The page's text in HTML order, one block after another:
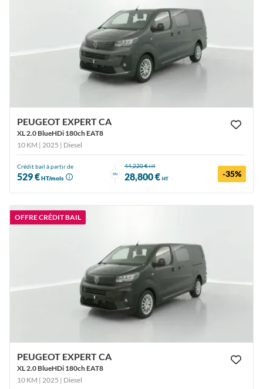
PEUGEOT EXPERT CA
XL 2.0 BlueHDi 180ch EAT8
10 KM | 2025 | Diesel
Crédit bail à partir de
529 €HT/mois
ou
44,220 €HT
28,800 € HT -35%
OFFRE CRÉDIT BAIL
PEUGEOT EXPERT CA
XL 2.0 BlueHDi 180ch EAT8
10 KM | 2025 | Diesel